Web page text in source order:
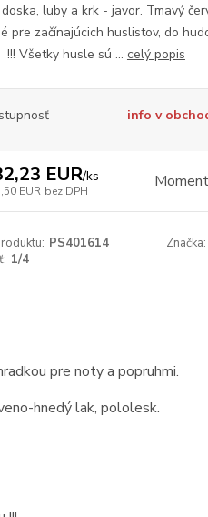
luby a krk - javor. Tmavý
pre začínajúcich huslistov, do
Všetky husle sú ... celý popis
info v
EUR/ks
EUR bez DPH
PS401614 Značka:
1/4
pre noty a popruhmi.
hnedý lak, pololesk.